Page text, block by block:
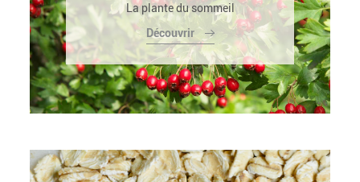
La plante du sommeil
Découvrir